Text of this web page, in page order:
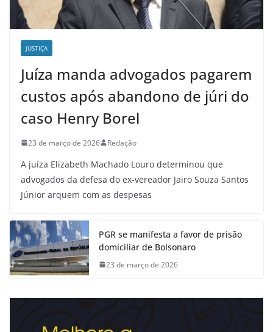
JUSTIÇA
Juíza manda advogados pagarem
custos após abandono de júri do
caso Henry Borel
23 de março de 2026 Redação
A juíza Elizabeth Machado Louro determinou que
advogados da defesa do ex-vereador Jairo Souza Santos
Júnior arquem com as despesas
PGR se manifesta a favor de prisão
domiciliar de Bolsonaro
23 de março de 2026